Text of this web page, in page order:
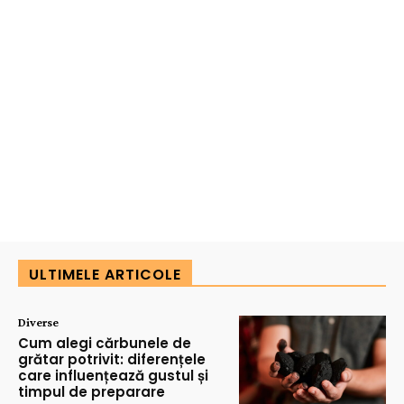
ULTIMELE ARTICOLE
Diverse
Cum alegi cărbunele de
grătar potrivit: diferențele
care influențează gustul și
timpul de preparare